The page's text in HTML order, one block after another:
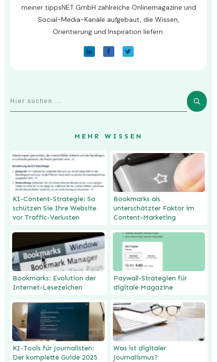
meiner tippsNET GmbH zahlreiche Onlinemagazine und
Social-Media-Kanäle aufgebaut, die Wissen,
Orientierung und Inspiration liefern.
MEHR WISSEN
KI-Content-Strategie: So
schützen Sie Ihre Website
vor Traffic-Verlusten
Bookmarks als
unterschätzter Faktor im
Content-Marketing
Bookmarks: Evolution der
Internet-Lesezeichen
Paywall-Strategien für
digitale Magazine
KI-Tools für Journalisten:
Der komplette Guide 2025
Was ist digitaler
Journalismus?